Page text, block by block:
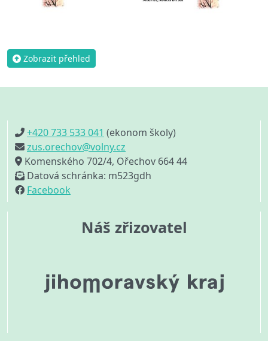
Zobrazit přehled
+420 733 533 041 (ekonom školy)
zus.orechov@volny.cz
Komenského 702/4, Ořechov 664 44
Datová schránka: m523gdh
Facebook
Náš zřizovatel